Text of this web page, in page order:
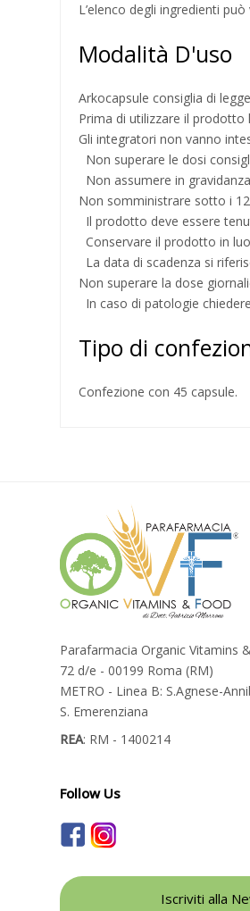
L’elenco degli ingredienti
Modalità D'uso
Arkocapsule consiglia di
Prima di utilizzare il
Gli integratori non vanno
Non superare le dosi
Non assumere in
Non somministrare sotto i
Il prodotto deve essere
Conservare il prodotto in
La data di scadenza si
Non superare la dose
In caso di patologie
Tipo di
Confezione con 45 capsule.
Parafarmacia Organic Vitamins
72 d/e - 00199 Roma (RM)
METRO - Linea B: S.Agnese-
S. Emerenziana
REA: RM - 1400214
Follow Us
Iscriviti alla